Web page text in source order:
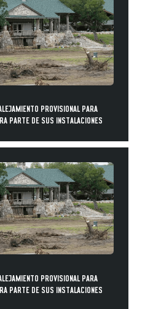
PROVISIONAL PARA
PARTE DE SUS INSTALACIONES
PROVISIONAL PARA
PARTE DE SUS INSTALACIONES